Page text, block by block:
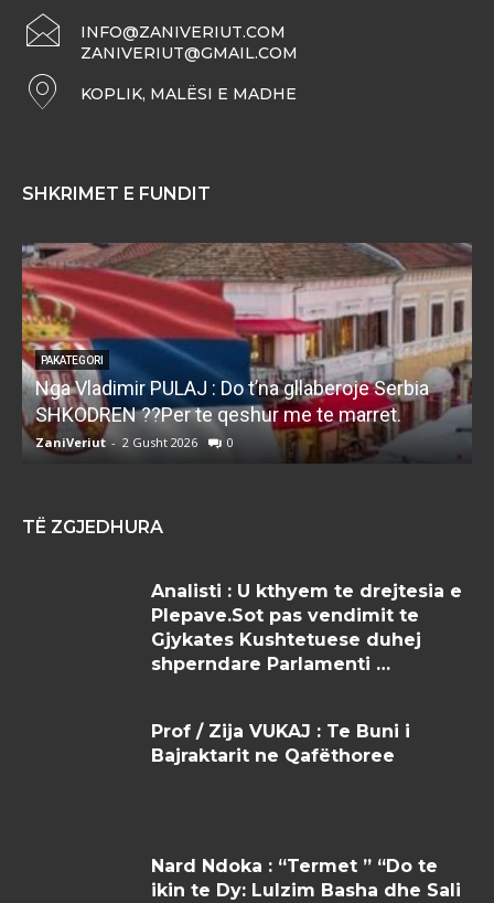
INFO@ZANIVERIUT.COM
ZANIVERIUT@GMAIL.COM
KOPLIK, MALËSI E MADHE
SHKRIMET E FUNDIT
PAKATEGORI
Nga Vladimir PULAJ : Do t’na gllaberoje Serbia
SHKODREN ??Per te qeshur me te marret.
ZaniVeriut - 2 Gusht 2026 0
TË ZGJEDHURA
Analisti : U kthyem te drejtesia e
Plepave.Sot pas vendimit te
Gjykates Kushtetuese duhej
shperndare Parlamenti …
Prof / Zija VUKAJ : Te Buni i
Bajraktarit ne Qafëthoree
Nard Ndoka : “Termet ” “Do te
ikin te Dy: Lulzim Basha dhe Sali